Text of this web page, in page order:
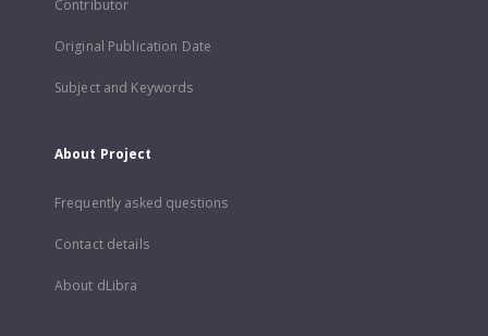
Contributor
Original Publication Date
Subject and Keywords
About Project
Frequently asked questions
Contact details
About dLibra